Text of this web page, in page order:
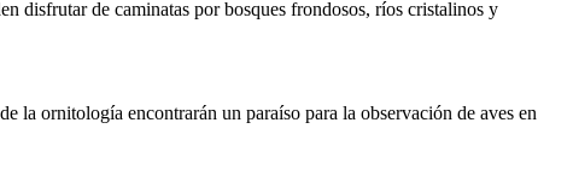
disfrutar de caminatas por bosques frondosos, ríos cristalinos y
la ornitología encontrarán un paraíso para la observación de aves en